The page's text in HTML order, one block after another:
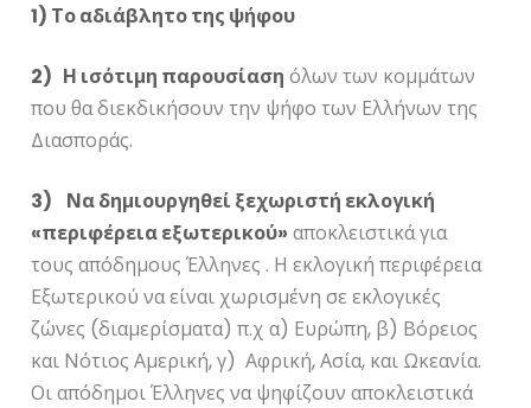
1) Το αδιάβλητο της ψήφου
2) Η ισότιμη παρουσίαση όλων των κομμάτων
που θα διεκδικήσουν την ψήφο των Ελλήνων της
Διασποράς.
3)
Να δημιουργηθεί ξεχωριστή εκλογική
«περιφέρεια εξωτερικού» αποκλειστικά για
τους απόδημους Έλληνες . Η εκλογική περιφέρεια
Εξωτερικού να είναι χωρισμένη σε εκλογικές
ζώνες (διαμερίσματα) π.χ α) Ευρώπη, β) Βόρειος
και Νότιος Αμερική, γ) Αφρική, Ασία, και Ωκεανία.
Οι απόδημοι Έλληνες να ψηφίζουν αποκλειστικά